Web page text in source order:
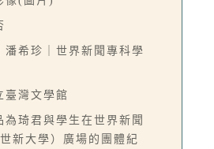
潘希珍｜世界新聞專科學
臺灣文學館
為琦君與學生在世界新聞
新大學）廣場的團體紀